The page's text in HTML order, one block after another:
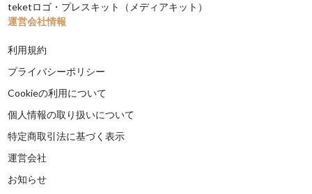
teketロゴ・プレスキット（メディアキット）
運営会社情報
利用規約
プライバシーポリシー
Cookieの利用について
個人情報の取り扱いについて
特定商取引法に基づく表示
運営会社
お知らせ